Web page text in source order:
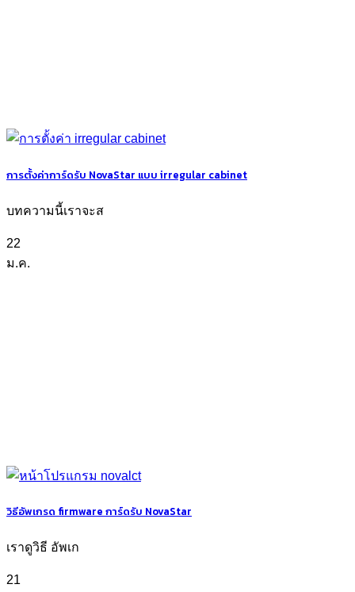
การตั้งค่าการ์ดรับ NovaStar แบบ irregular cabinet
บทความนี้เราจะส
22
ม.ค.
วิธีอัพเกรด firmware การ์ดรับ NovaStar
เราดูวิธี อัพเก
21